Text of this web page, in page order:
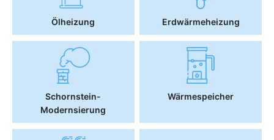
Ölheizung Erdwärmeheizung
Schornstein-
Modernsierung
Wärmespeicher